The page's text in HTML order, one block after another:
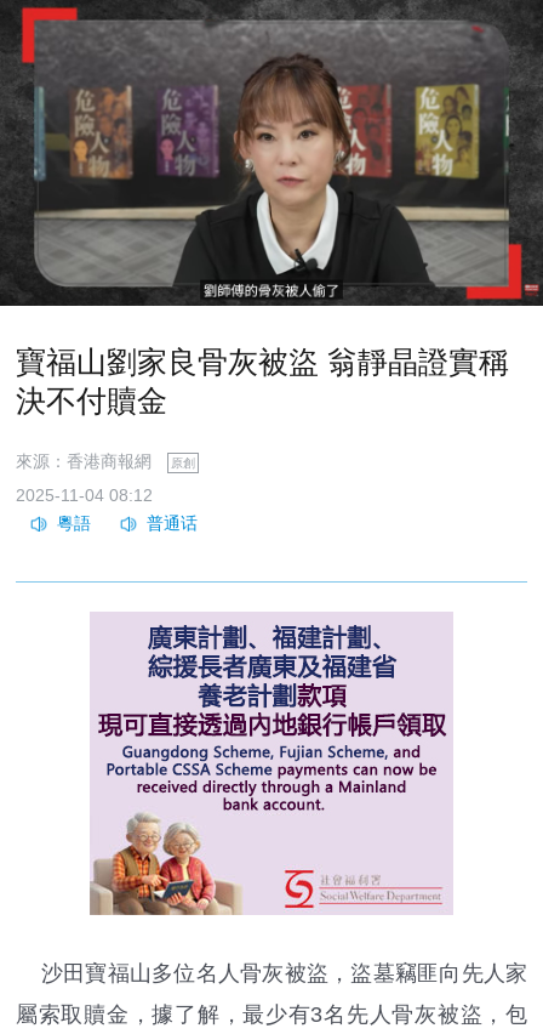
寶福山劉家良骨灰被盜 翁靜晶證實稱
決不付贖金
來源：香港商報網 原創
2025-11-04 08:12
沙田寶福山多位名人骨灰被盜，盜墓竊匪向先人家
屬索取贖金，據了解，最少有3名先人骨灰被盜，包